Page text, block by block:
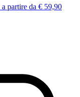
a partire da € 59,90